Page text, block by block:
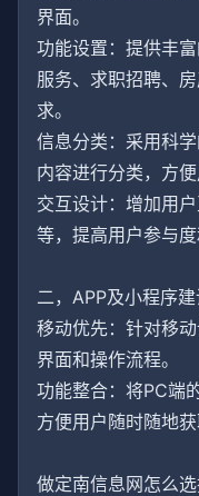
界面。
功能设置：提供丰
服务、求职招聘、
求。
信息分类：采用科
内容进行分类，方
交互设计：增加用
等，提高用户参与度
二，APP及小程序
移动优先：针对移
界面和操作流程。
功能整合：将PC端
方便用户随时随地获
做定南信息网怎么